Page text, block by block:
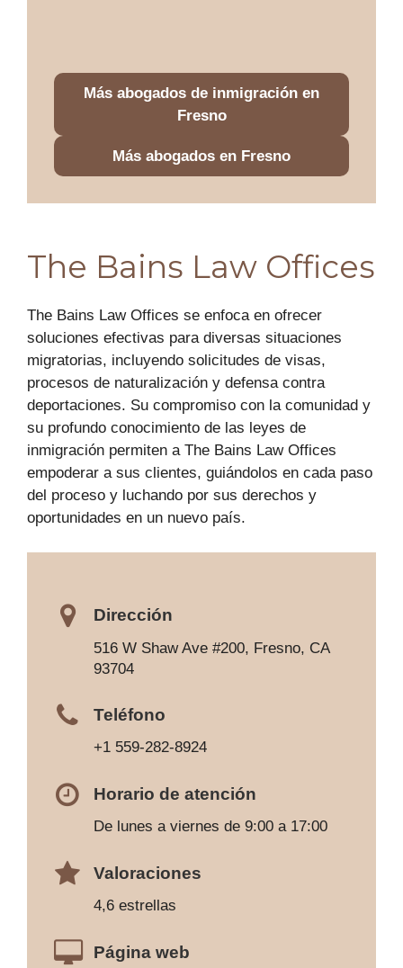
Más abogados de inmigración en
Fresno
Más abogados en Fresno
The Bains Law Offices
The Bains Law Offices se enfoca en ofrecer
soluciones efectivas para diversas situaciones
migratorias, incluyendo solicitudes de visas,
procesos de naturalización y defensa contra
deportaciones. Su compromiso con la comunidad y
su profundo conocimiento de las leyes de
inmigración permiten a The Bains Law Offices
empoderar a sus clientes, guiándolos en cada paso
del proceso y luchando por sus derechos y
oportunidades en un nuevo país.
Dirección
516 W Shaw Ave #200, Fresno, CA
93704
Teléfono
+1 559-282-8924
Horario de atención
De lunes a viernes de 9:00 a 17:00
Valoraciones
4,6 estrellas
Página web